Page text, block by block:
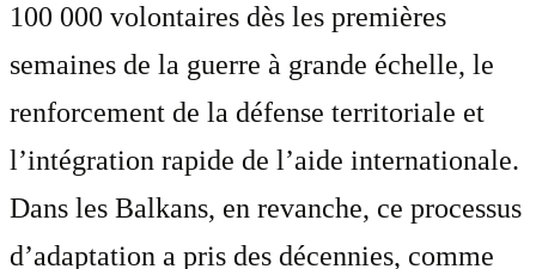
100 000 volontaires dès les premières
semaines de la guerre à grande échelle, le
renforcement de la défense territoriale et
l’intégration rapide de l’aide internationale.
Dans les Balkans, en revanche, ce processus
d’adaptation a pris des décennies, comme